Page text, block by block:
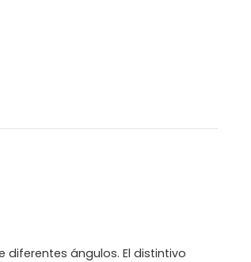
diferentes ángulos. El distintivo